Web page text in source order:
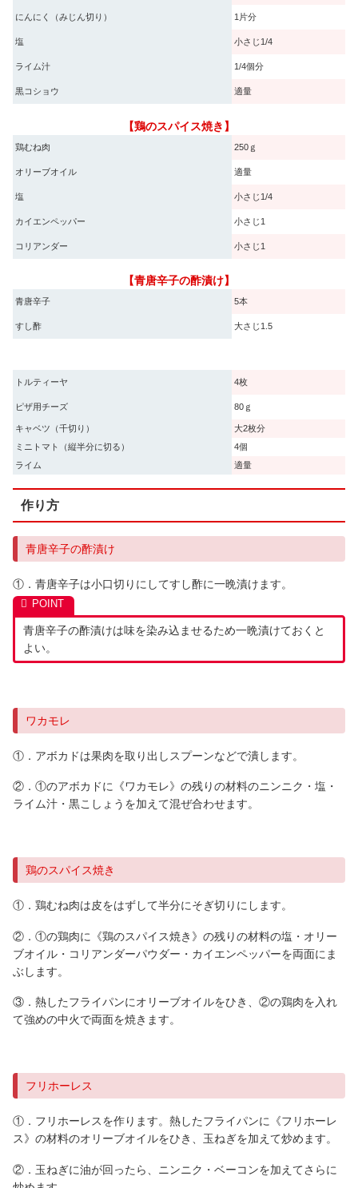
にんにく（みじん切り） 1片分
塩 小さじ1/4
ライム汁 1/4個分
黒コショウ 適量
【鶏のスパイス焼き】
鶏むね肉 250ｇ
オリーブオイル 適量
塩 小さじ1/4
カイエンペッパー 小さじ1
コリアンダー 小さじ1
【青唐辛子の酢漬け】
青唐辛子 5本
すし酢 大さじ1.5
トルティーヤ 4枚
ピザ用チーズ 80ｇ
キャベツ（千切り）
大2枚分
ミニトマト（縦半分に切る）
4個
ライム
適量
作り方
青唐辛子の酢漬け
①．青唐辛子は小口切りにしてすし酢に一晩漬けます。
青唐辛子の酢漬けは味を染み込ませるため一晩漬けておくと
よい。
ワカモレ
①．アボカドは果肉を取り出しスプーンなどで潰します。
②．①のアボカドに《ワカモレ》の残りの材料のニンニク・塩・
ライム汁・黒こしょうを加えて混ぜ合わせます。
鶏のスパイス焼き
①．鶏むね肉は皮をはずして半分にそぎ切りにします。
②．①の鶏肉に《鶏のスパイス焼き》の残りの材料の塩・オリー
ブオイル・コリアンダーパウダー・カイエンペッパーを両面にま
ぶします。
③．熱したフライパンにオリーブオイルをひき、②の鶏肉を入れ
て強めの中火で両面を焼きます。
フリホーレス
①．フリホーレスを作ります。熱したフライパンに《フリホーレ
ス》の材料のオリーブオイルをひき、玉ねぎを加えて炒めます。
②．玉ねぎに油が回ったら、ニンニク・ベーコンを加えてさらに